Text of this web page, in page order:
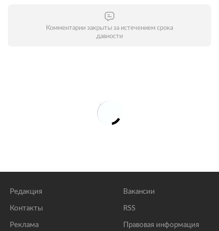
Комментарии закрыты за истечением срока
давности
Редакция
Контакты
Реклама
Вакансии
RSS
Правовая информация